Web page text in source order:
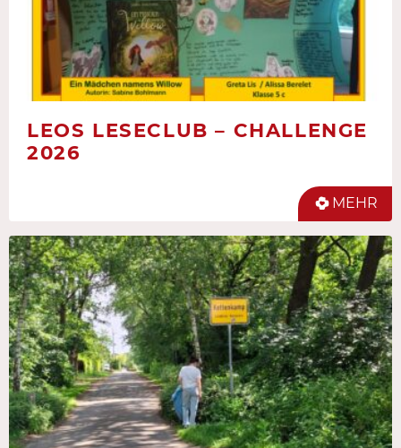
LEOS LESECLUB – CHALLENGE
2026
MEHR